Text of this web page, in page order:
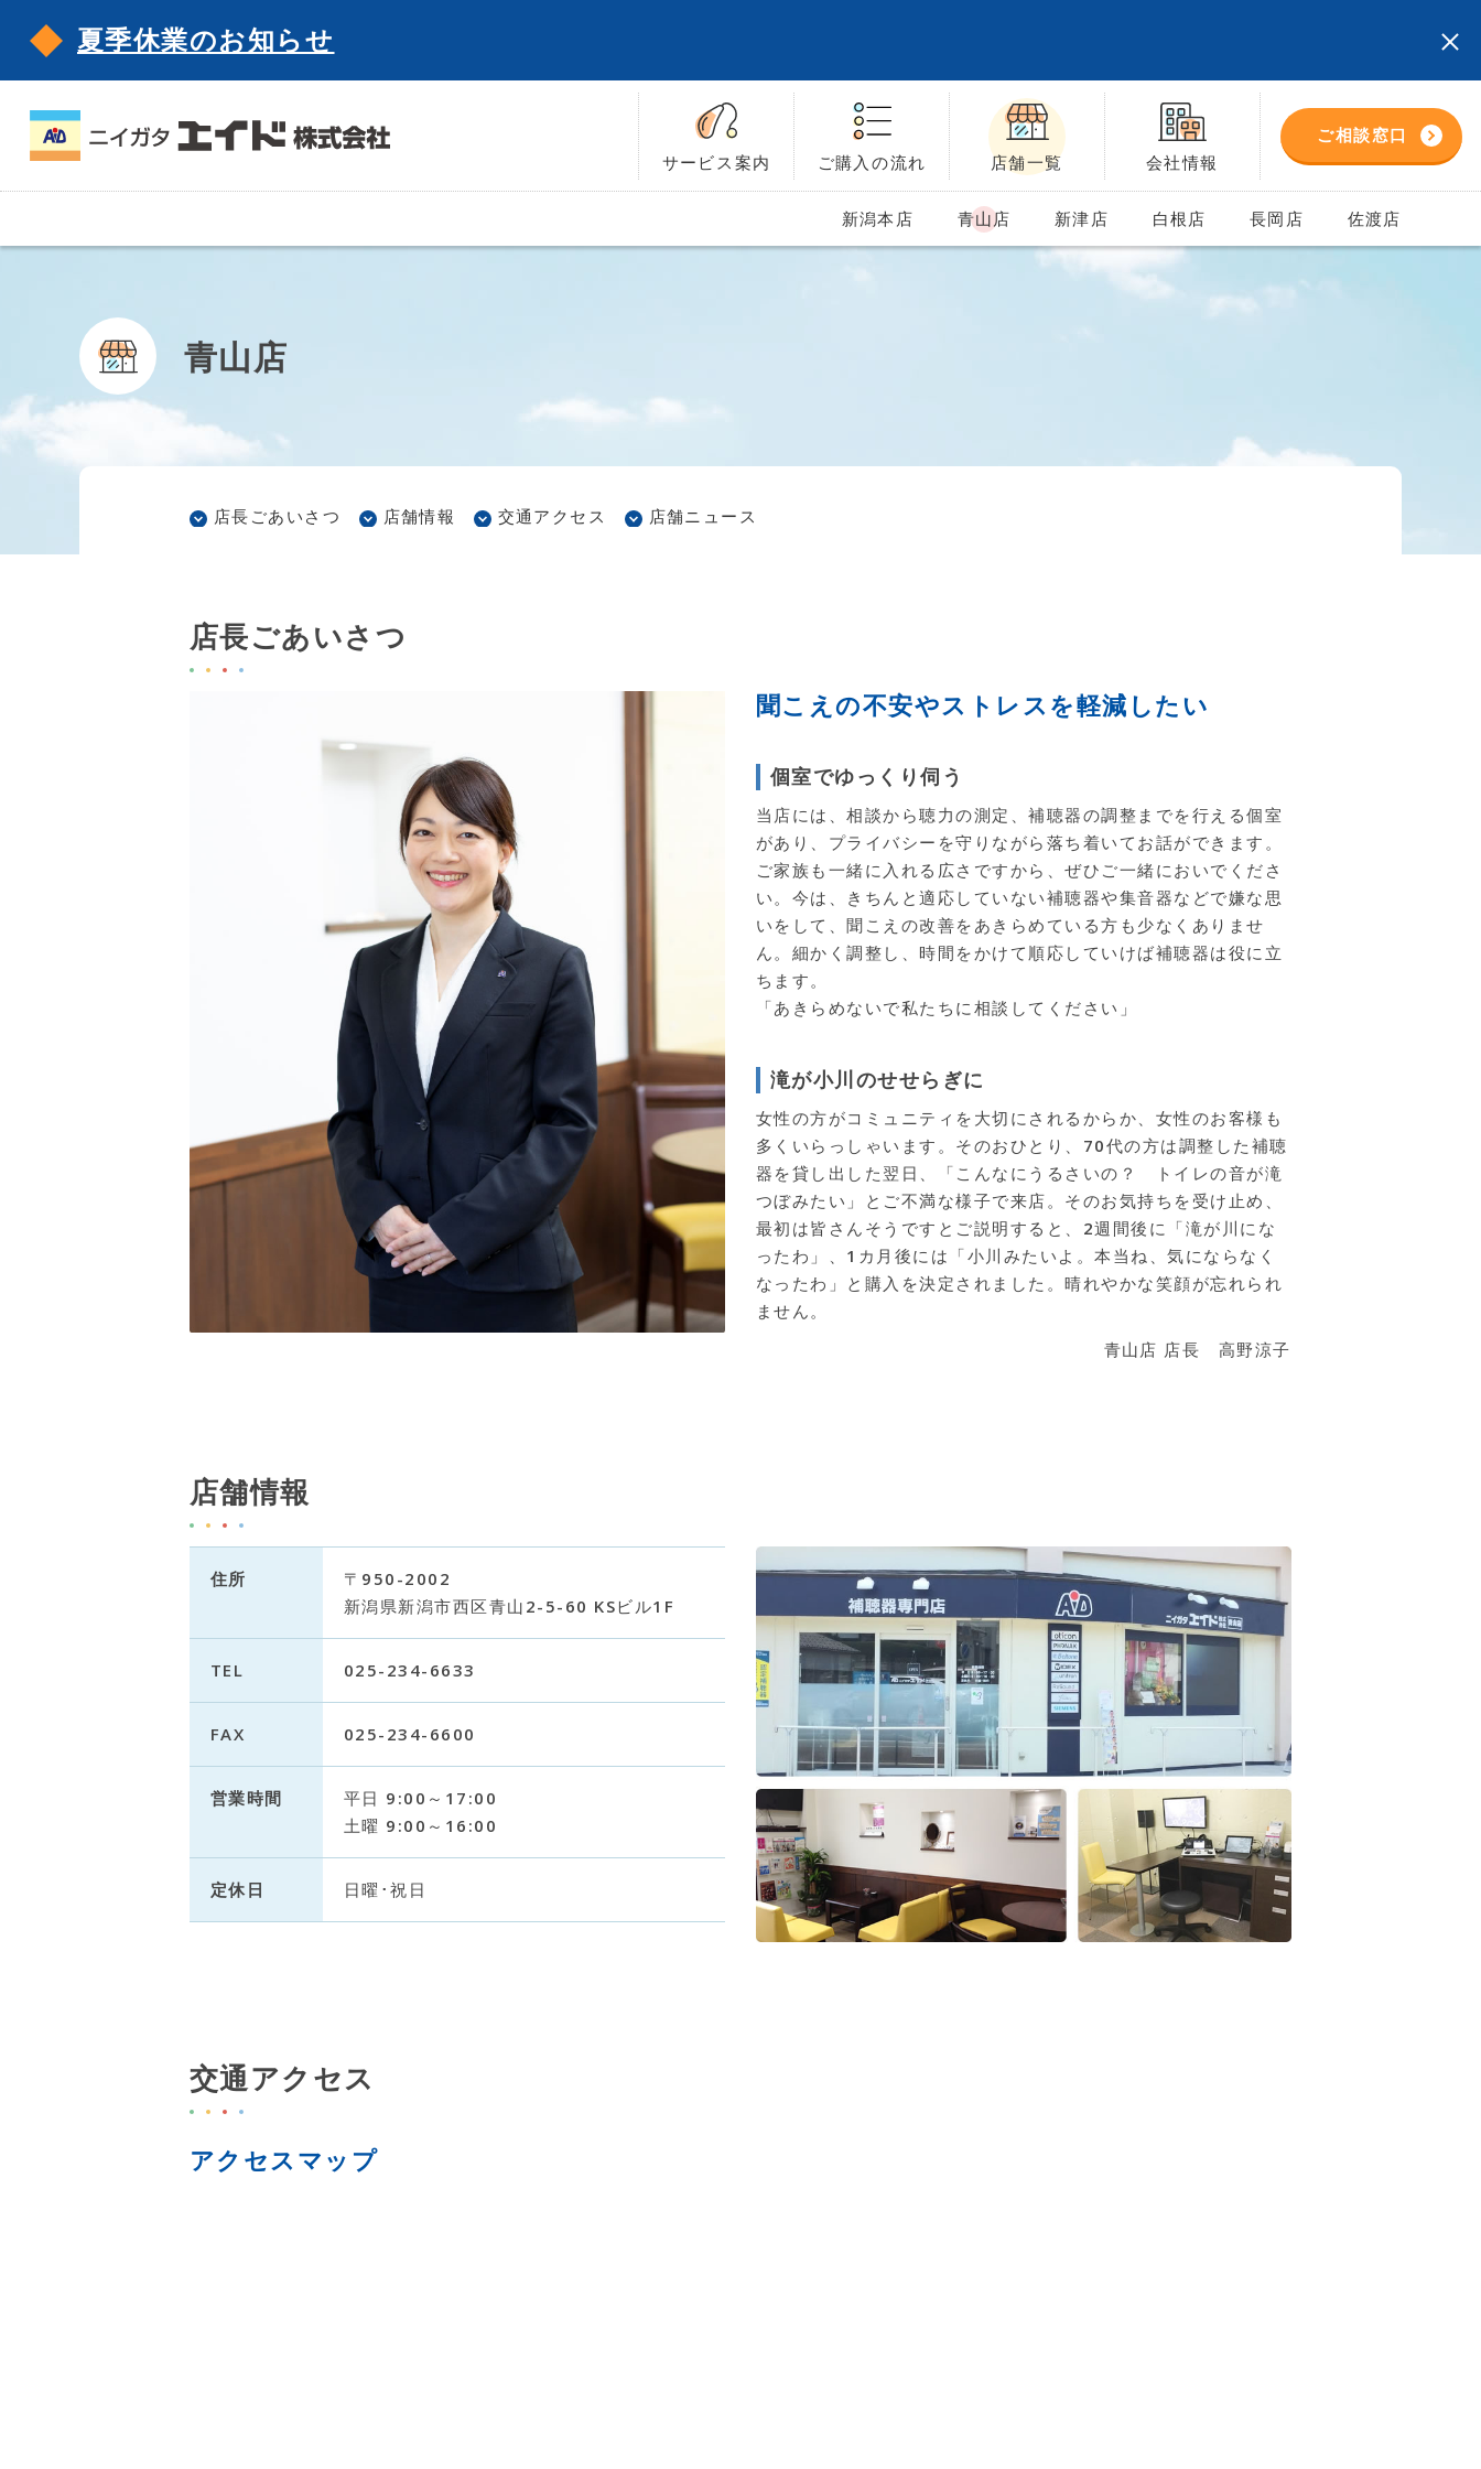
夏季休業のお知らせ
サービス 案内 ご購入の流れ 店舗一覧 会社情報
ご相談窓口
新潟本店 青山店 新津店 白根店 長岡店 佐渡店
青山店
店長ごあいさつ 店舗情報 交通アクセス 店舗ニュース
店長ごあいさつ
聞こえの不安やストレスを軽減したい
個室でゆっくり伺う
当店には、相談から聴力の測定、補聴器の調整までを行える個室
があり、プライバシーを守りながら落ち着いてお話ができます。
ご家族も一緒に入れる広さですから、ぜひご一緒においでくださ
い。今は、きちんと適応していない補聴器や集音器などで嫌な思
いをして、聞こえの改善をあきらめている方も少なくありませ
ん。細かく調整し、時間をかけて順応していけば補聴器は役に立
ちます。
「あきらめないで私たちに相談してください」
滝が小川のせせらぎに
女性の方がコミュニティを大切にされるからか、女性のお客様も
多くいらっしゃいます。そのおひとり、70代の方は調整した補聴
器を貸し出した翌日、「こんなにうるさいの？ トイレの音が滝
つぼみたい」とご不満な様子で来店。そのお気持ちを受け止め、
最初は皆さんそうですとご説明すると、2週間後に「滝が川にな
ったわ」、1カ月後には「小川みたいよ。本当ね、気にならなく
なったわ」と購入を決定されました。晴れやかな笑顔が忘れられ
ません。
青山店 店長 高野涼子
店舗情報
住所
〒950-2002
新潟県新潟市西区青山2-5-60 KSビル1F
TEL 025-234-6633
FAX 025-234-6600
営業時間
平日 9:00～17:00
土曜 9:00～16:00
定休日 日曜･祝日
交通アクセス
アクセスマップ